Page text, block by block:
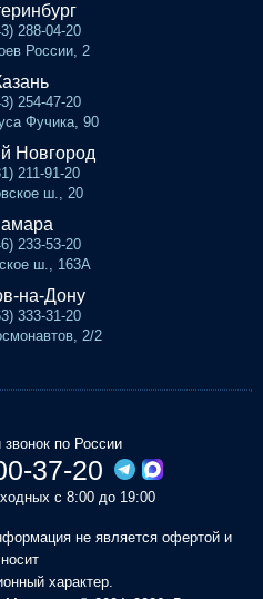
288-04-20
России, 2
254-47-20
Фучика, 90
Новгород
211-91-20
ш., 20
233-53-20
ш., 163А
на-Дону
333-31-20
2/2
по России
37-20
с 8:00 до 19:00
не является офертой и
носит
характер.